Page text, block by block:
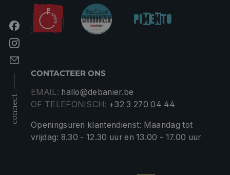
connect
CONTACTEER ONS
EMAIL: hallo@debanier.be
OF TELEFONISCH: +32 3 270 04 44
Openingsuren klantendienst: Maandag tot
vrijdag: 8.30 - 12.30 uur en 13.00 - 17.00 uur